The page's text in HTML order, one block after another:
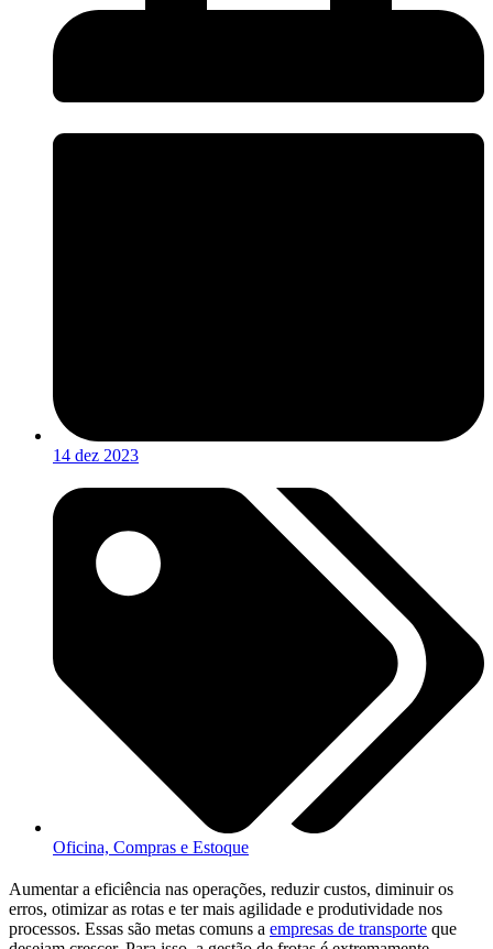
14 dez 2023
Oficina, Compras e Estoque
Aumentar a eficiência nas operações, reduzir custos, diminuir os
erros, otimizar as rotas e ter mais agilidade e produtividade nos
processos. Essas são metas comuns a empresas de transporte que